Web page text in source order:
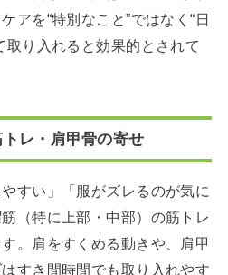
アを“特別なこと”ではなく“日
取り入れると効果的とされて
レ・肩甲骨の寄せ
すい」「服がズレるのが気に
（特に上部・中部）の筋トレ
。肩をすくめる動きや、肩甲
すき間時間でも取り入れやす